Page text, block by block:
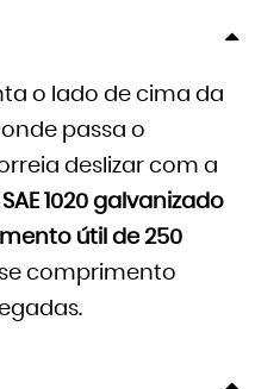
o lado de cima da
passa o
deslizar com a
1020 galvanizado
útil de 250
comprimento